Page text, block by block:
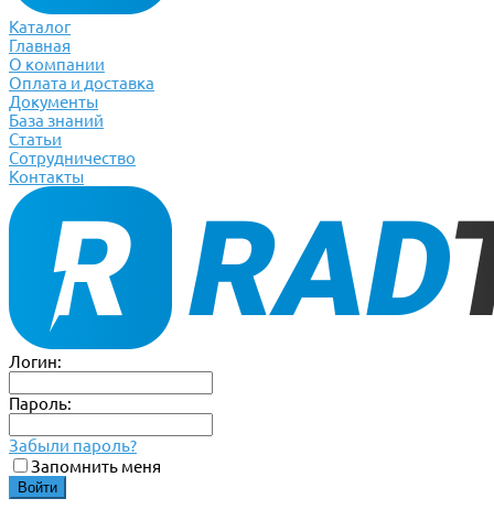
Каталог
Главная
О компании
Оплата и доставка
Документы
База знаний
Статьи
Сотрудничество
Контакты
Логин:
Пароль:
Забыли пароль?
Запомнить меня